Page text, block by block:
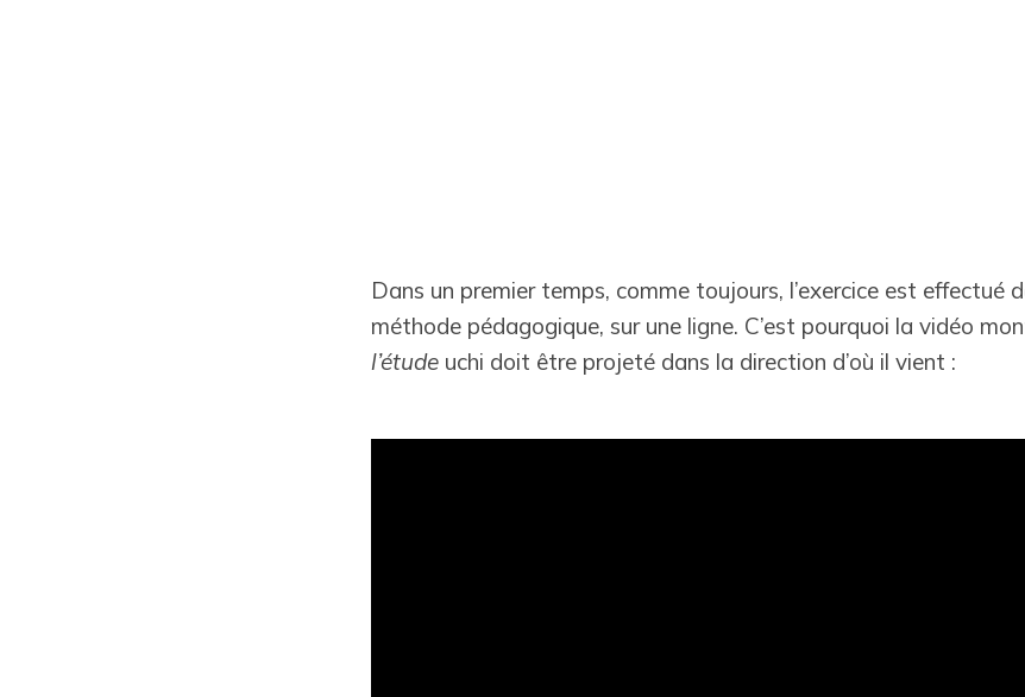
Dans un premier temps, comme toujours, l’exercice est effectué
méthode pédagogique, sur une ligne. C’est pourquoi la vidéo
l’étude uchi doit être projeté dans la direction d’où il vient :